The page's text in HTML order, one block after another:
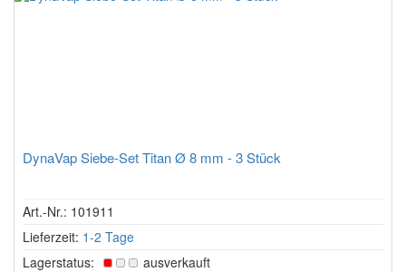
DynaVap Siebe-Set Titan Ø 8 mm - 3 Stück
Art.-Nr.: 101911
Lieferzeit: 1-2 Tage
Lagerstatus:
ausverkauft